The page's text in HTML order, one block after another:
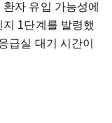
자 유입 가능성에
1단계를 발령했
급실 대기 시간이